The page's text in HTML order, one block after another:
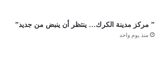
” مركز مدينة الكرك… ينتظر أن ينبض من جديد”
منذ يوم واحد